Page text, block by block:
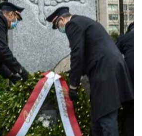
Antifaschist:innen sitzen in